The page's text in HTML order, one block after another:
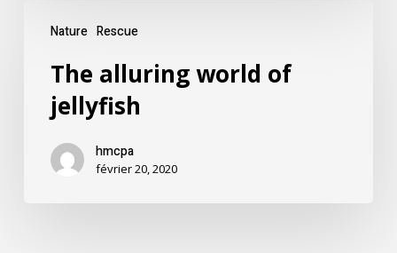
Nature Rescue
The alluring world of
jellyfish
hmcpa
février 20, 2020